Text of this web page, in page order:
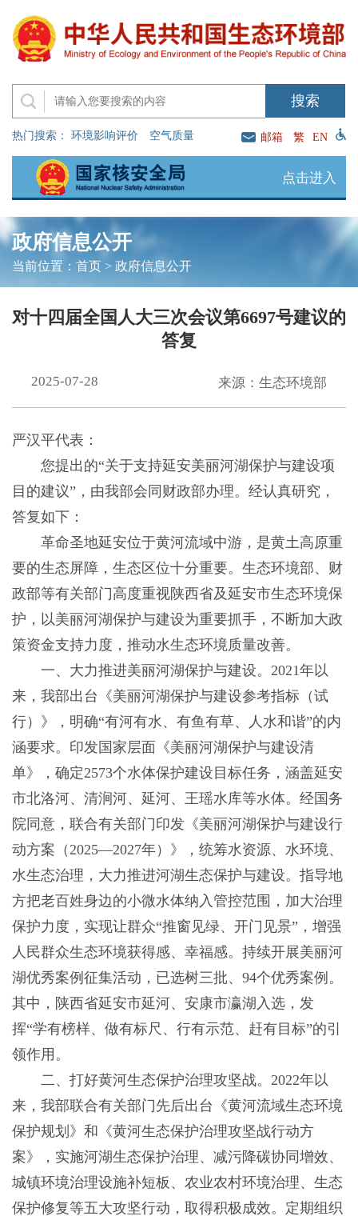
热门搜索： 环境影响评价 空气质量 邮箱 繁 EN
点击进入
政府信息公开
当前位置： 首页> 政府信息公开
对十四届全国人大三次会议第6697号建议的
答复
2025-07-28 来源：生态环境部
严汉平代表：
您提出的“关于支持延安美丽河湖保护与建设项
目的建议”，由我部会同财政部办理。经认真研究，
答复如下：
革命圣地延安位于黄河流域中游，是黄土高原重
要的生态屏障，生态区位十分重要。生态环境部、财
政部等有关部门高度重视陕西省及延安市生态环境保
护，以美丽河湖保护与建设为重要抓手，不断加大政
策资金支持力度，推动水生态环境质量改善。
一、大力推进美丽河湖保护与建设。2021年以
来，我部出台《美丽河湖保护与建设参考指标（试
行）》，明确“有河有水、有鱼有草、人水和谐”的内
涵要求。印发国家层面《美丽河湖保护与建设清
单》，确定2573个水体保护建设目标任务，涵盖延安
市北洛河、清涧河、延河、王瑶水库等水体。经国务
院同意，联合有关部门印发《美丽河湖保护与建设行
动方案（2025—2027年）》，统筹水资源、水环境、
水生态治理，大力推进河湖生态保护与建设。指导地
方把老百姓身边的小微水体纳入管控范围，加大治理
保护力度，实现让群众“推窗见绿、开门见景”，增强
人民群众生态环境获得感、幸福感。持续开展美丽河
湖优秀案例征集活动，已选树三批、94个优秀案例。
其中，陕西省延安市延河、安康市瀛湖入选，发
挥“学有榜样、做有标尺、行有示范、赶有目标”的引
领作用。
二、打好黄河生态保护治理攻坚战。2022年以
来，我部联合有关部门先后出台《黄河流域生态环境
保护规划》和《黄河生态保护治理攻坚战行动方
案》，实施河湖生态保护治理、减污降碳协同增效、
城镇环境治理设施补短板、农业农村环境治理、生态
保护修复等五大攻坚行动，取得积极成效。定期组织